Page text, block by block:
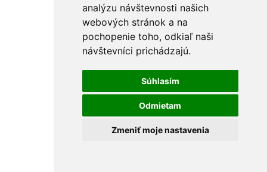
analýzu návštevnosti našich
webových stránok a na
pochopenie toho, odkiaľ naši
návštevníci prichádzajú.
Súhlasím
Odmietam
Zmeniť moje nastavenia